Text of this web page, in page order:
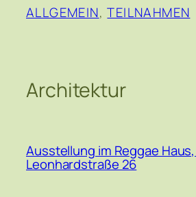
ALLGEMEIN, TEILNAHMEN
Architektur
Ausstellung im Reggae
Leonhardstraße 26